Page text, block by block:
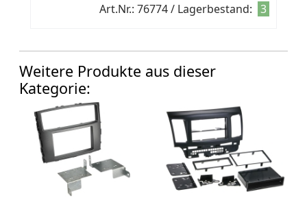
Art.Nr.: 76774 / Lagerbestand: 3
Weitere Produkte aus dieser
Kategorie: